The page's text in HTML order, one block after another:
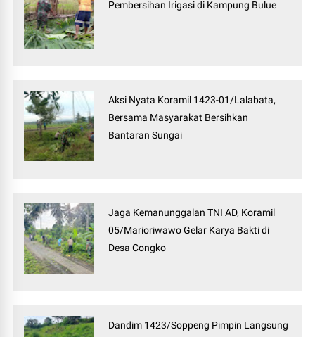
Pembersihan Irigasi di Kampung Bulue
Aksi Nyata Koramil 1423-01/Lalabata,
Bersama Masyarakat Bersihkan
Bantaran Sungai
Jaga Kemanunggalan TNI AD, Koramil
05/Marioriwawo Gelar Karya Bakti di
Desa Congko
Dandim 1423/Soppeng Pimpin Langsung